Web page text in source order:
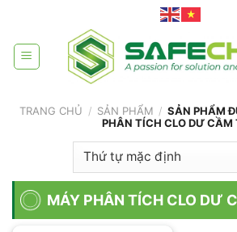
content
TRANG CHỦ / SẢN PHẨM / SẢN PHẨM
PHÂN TÍCH CLO DƯ CẦM
MÁY PHÂN TÍCH CLO DƯ